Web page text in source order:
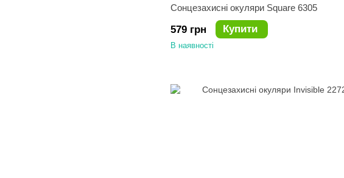
Сонцезахисні окуляри Square 6305
579 грн Купити
В наявності